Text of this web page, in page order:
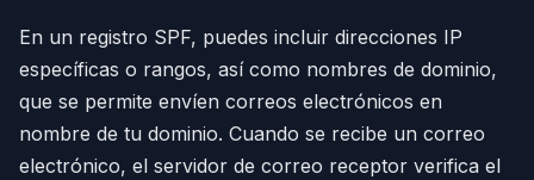
En un registro SPF, puedes incluir direcciones IP
específicas o rangos, así como nombres de dominio,
que se permite envíen correos electrónicos en
nombre de tu dominio. Cuando se recibe un correo
electrónico, el servidor de correo receptor verifica el